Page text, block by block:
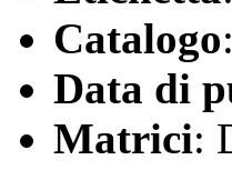
Catalogo
Data di
Matrici: